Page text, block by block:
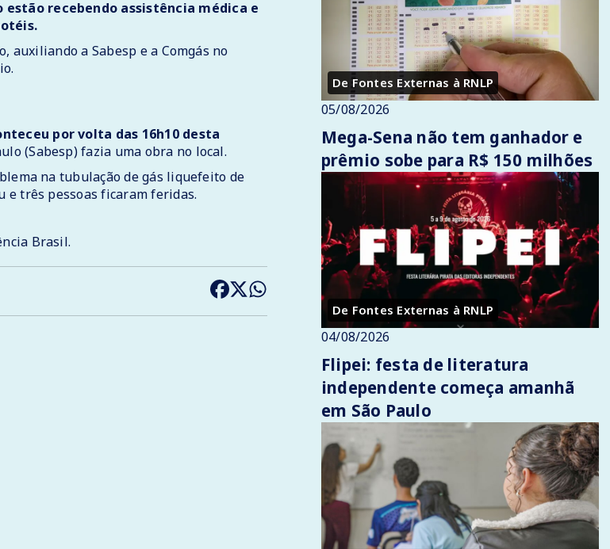
recebendo assistência médica e
auxiliando a Sabesp e a Comgás no
por volta das 16h10 desta
(Sabesp) fazia uma obra no local.
na tubulação de gás liquefeito de
e três pessoas ficaram feridas.
Brasil.
De Fontes Externas à RNLP
05/08/2026
Mega-Sena não tem ganhador e
prêmio sobe para R$ 150 milhões
De Fontes Externas à RNLP
04/08/2026
Flipei: festa de literatura
independente começa amanhã
em São Paulo